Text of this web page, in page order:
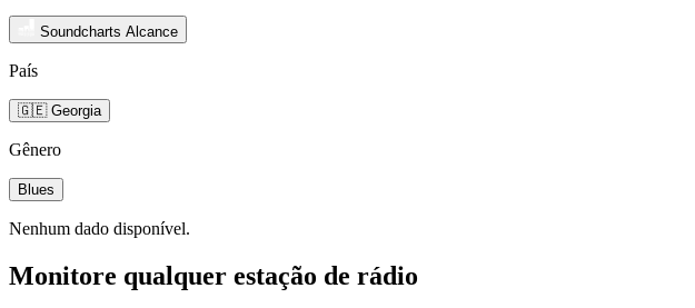
Soundcharts Alcance
País
🇬🇪 Georgia
Gênero
Blues
Nenhum dado disponível.
Monitore qualquer estação de rádio